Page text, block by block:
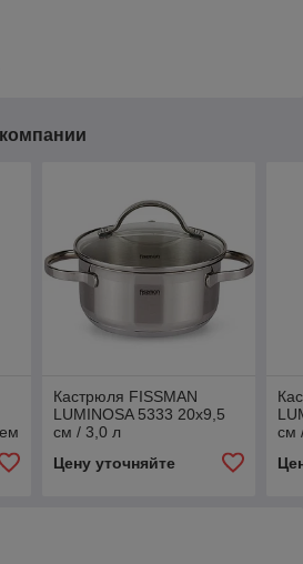
Кастрюля FISSMAN
LUMINOSA 5333 20x9,5
см / 3,0 л
Цену уточняйте
см